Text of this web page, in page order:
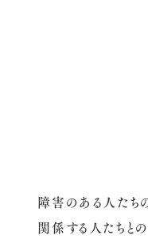
障害のある人たち
関係する人たちと